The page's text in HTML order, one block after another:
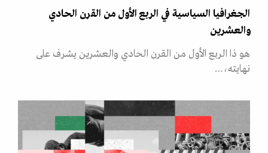
الجغرافيا السياسية في الربع الأول من القرن الحادي
والعشرين
هو ذا الربع الأول من القرن الحادي والعشرين يشرف على
نهايته،…